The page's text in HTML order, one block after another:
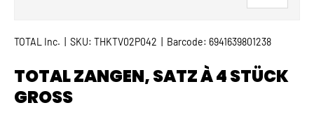
TOTAL Inc. SKU: THKTV02P042 Barcode: 6941639801238
TOTAL ZANGEN, SATZ À 4 STÜCK
GROSS